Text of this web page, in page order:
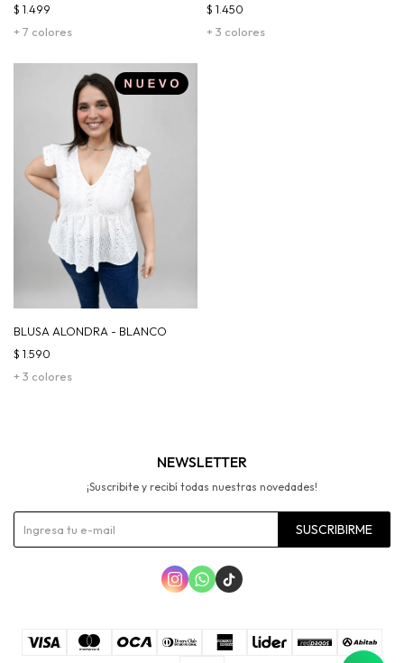
+ 7 colores
$ 1.499
+ 3 colores
$ 1.450
BLUSA ALONDRA - BLANCO
+ 3 colores
$ 1.590
NEWSLETTER
¡Suscribite y recibí todas nuestras novedades!
SUSCRIBIRME
  